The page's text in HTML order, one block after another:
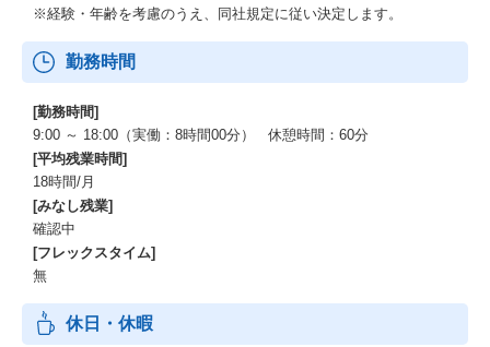
※経験・年齢を考慮のうえ、同社規定に従い決定します。
勤務時間
[勤務時間]
9:00 ～ 18:00（実働：8時間00分） 休憩時間：60分
[平均残業時間]
18時間/月
[みなし残業]
確認中
[フレックスタイム]
無
休日・休暇